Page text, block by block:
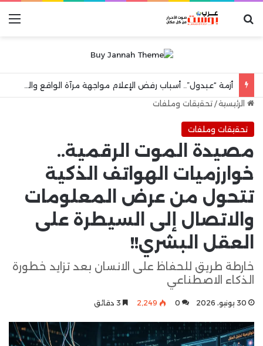
بحث عن
الرئيسية/ تحقيقات وملفات
تحقيقات وملفات
مصيدة الموت الرقمية..
خوارزميات الهواتف الذكية
تتحول من عرض المعلومات
والاتصال إلى السيطرة على
العقل البشري!!
خارطة طريق للحفاظ على الانسان بعد تزايد خطورة
الذكاء الاصطناعي
30 يونيو، 2026 0 2٬249